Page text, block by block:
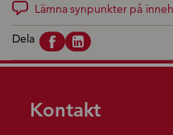
Lämna synpunkter på
Dela
Kontakt